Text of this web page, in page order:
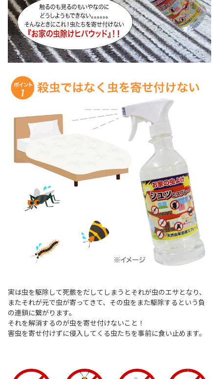
実は虫を駆除して死骸をだしてしまうとそれが虫のエサとなり、
またそれが元で虫が寄ってきて、その虫をまた駆除するという負
の連鎖に繋がります。
それを解消するのが虫を寄せ付けないこと！
害虫を寄せ付けずに侵入してくる虫たちを事前に食い止めます。